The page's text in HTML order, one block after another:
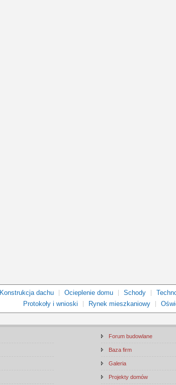
Konstrukcja dachu Ocieplenie domu Schody
Protokoły i wnioski
Rynek mieszkaniowy
Forum budowlane
Baza firm
Galeria
Projekty domów